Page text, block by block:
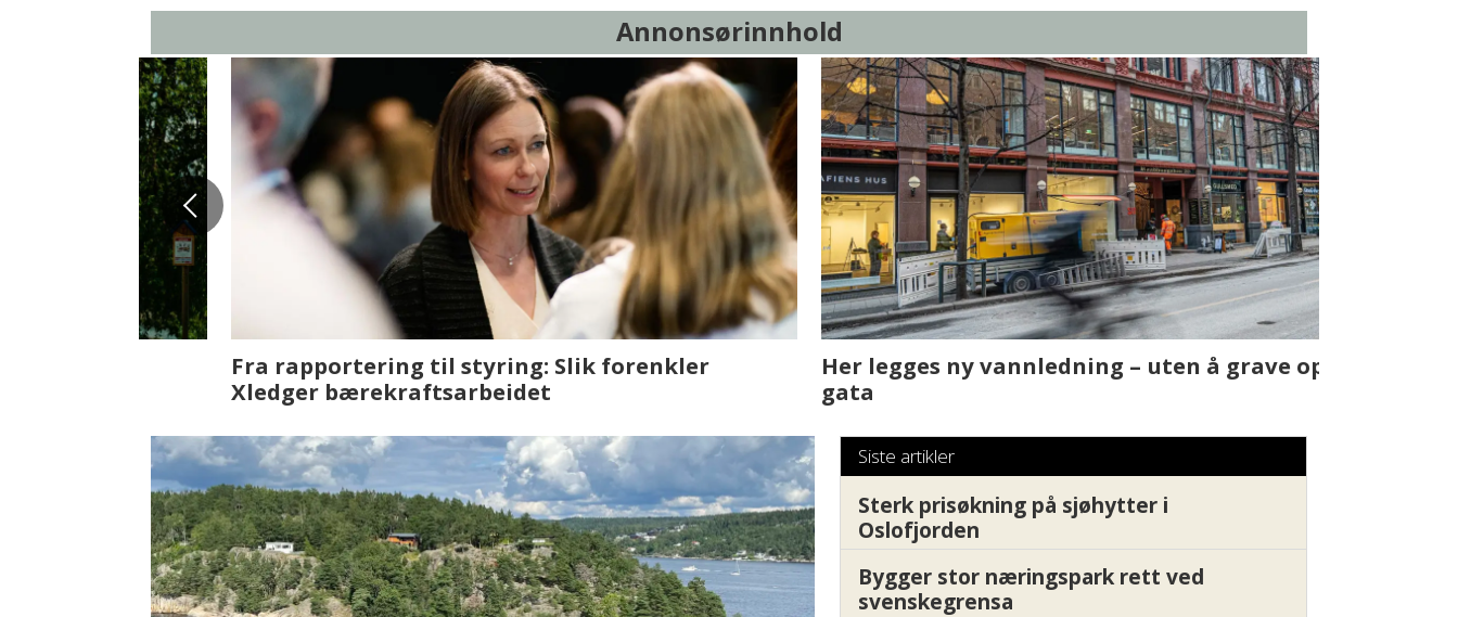
Annonsørinnhold
Fenistra endrer eiendomsbransjen med AI. Slik
ser vi på fremtiden
Det er i Drammen det skjer
Siste artikler
Sterk prisøkning på sjøhytter i
Oslofjorden
Bygger stor næringspark rett ved
svenskegrensa